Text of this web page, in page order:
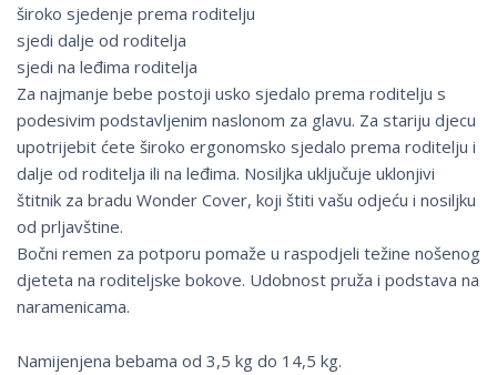
široko sjedenje prema roditelju
sjedi dalje od roditelja
sjedi na leđima roditelja
Za najmanje bebe postoji usko sjedalo prema roditelju s
podesivim podstavljenim naslonom za glavu. Za stariju djecu
upotrijebit ćete široko ergonomsko sjedalo prema roditelju i
dalje od roditelja ili na leđima. Nosiljka uključuje uklonjivi
štitnik za bradu Wonder Cover, koji štiti vašu odjeću i nosiljku
od prljavštine.
Bočni remen za potporu pomaže u raspodjeli težine nošenog
djeteta na roditeljske bokove. Udobnost pruža i podstava na
naramenicama.
Namijenjena bebama od 3,5 kg do 14,5 kg.